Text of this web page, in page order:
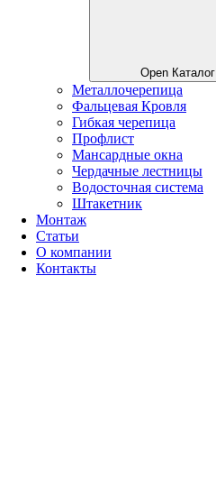
Open Каталог
Металлочерепица
Фальцевая Кровля
Гибкая черепица
Профлист
Мансардные окна
Чердачные лестницы
Водосточная система
Штакетник
Монтаж
Статьи
О компании
Контакты